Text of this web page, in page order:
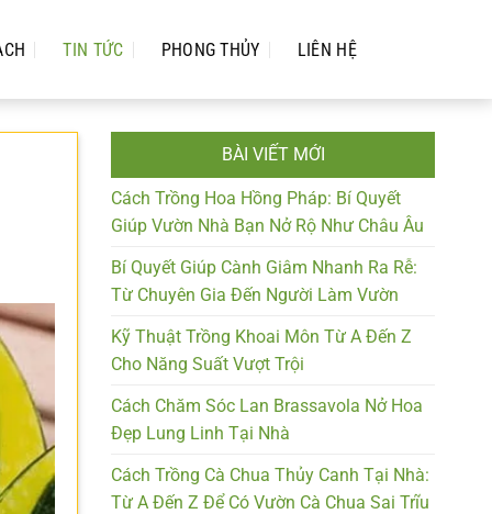
TIN TỨC PHONG THỦY LIÊN HỆ
BÀI VIẾT MỚI
Cách Trồng Hoa Hồng Pháp: Bí Quyết
Giúp Vườn Nhà Bạn Nở Rộ Như Châu Âu
Bí Quyết Giúp Cành Giâm Nhanh Ra Rễ:
Từ Chuyên Gia Đến Người Làm Vườn
Kỹ Thuật Trồng Khoai Môn Từ A Đến Z
Cho Năng Suất Vượt Trội
Cách Chăm Sóc Lan Brassavola Nở Hoa
Đẹp Lung Linh Tại Nhà
Cách Trồng Cà Chua Thủy Canh Tại Nhà:
Từ A Đến Z Để Có Vườn Cà Chua Sai Trĩu